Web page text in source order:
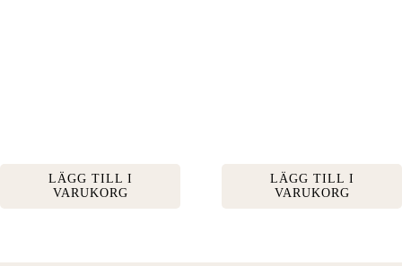
LÄGG TILL I
VARUKORG
LÄGG TILL I
VARUKORG